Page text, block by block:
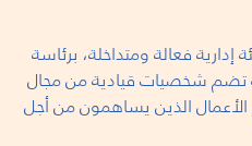
فعالة ومتداخلة، برئاسة
تضم شخصيات قيادية من مجال
الأعمال الذين يساهمون من أجل